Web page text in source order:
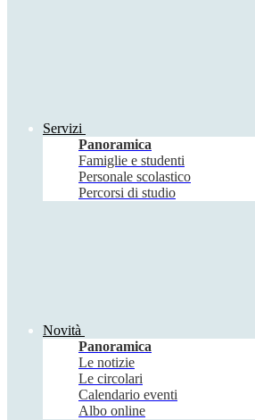
Servizi
Panoramica
Famiglie e studenti
Personale scolastico
Percorsi di studio
Novità
Panoramica
Le notizie
Le circolari
Calendario eventi
Albo online